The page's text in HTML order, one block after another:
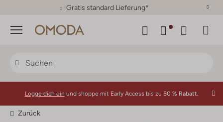
30 Tage Rückgaberecht
Menü
Logge dich ein und shoppe mit Early Access bis zu 50 % Rabatt.
Zurück